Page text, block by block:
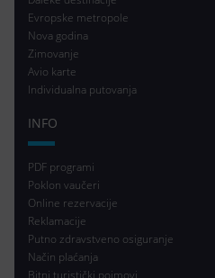
Evropske metropole
Nova godina
Zimovanje
Avio karte
Individualna putovanja
INFO
PDF programi
Poklon vaučeri
Online rezervacije
Reklamacije
Putno zdravstveno osiguranje
Način plaćanja
Bitni turistički pojmovi